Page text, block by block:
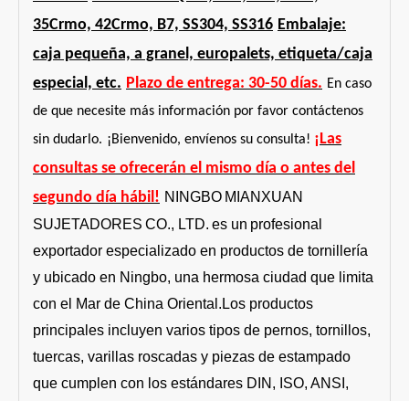
35Crmo, 42Crmo, B7, SS304, SS316 Embalaje:
caja pequeña, a granel, europalets, etiqueta/caja
especial, etc. Plazo de entrega: 30-50 días. En caso
de que necesite más información por favor contáctenos
sin dudarlo. ¡Bienvenido, envíenos su consulta! ¡Las
consultas se ofrecerán el mismo día o antes del
segundo día hábil! NINGBO MIANXUAN
SUJETADORES CO., LTD. es un profesional
exportador especializado en productos de tornillería
y ubicado en Ningbo, una hermosa ciudad que limita
con el Mar de China Oriental.Los productos
principales incluyen varios tipos de pernos, tornillos,
tuercas, varillas roscadas y piezas de estampado
que cumplen con los estándares DIN, ISO, ANSI,